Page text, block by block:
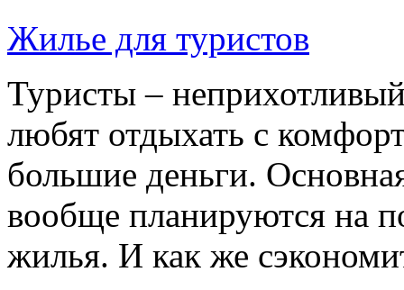
Жилье для туристов
Туристы –
любят отдыхать с
большие деньги.
вообще планируются на
жилья. И как же